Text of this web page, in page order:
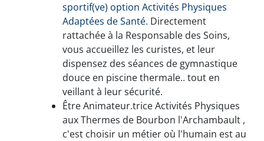
sportif(ve) option Activités Physiques
Adaptées de Santé. Directement
rattachée à la Responsable des Soins,
vous accueillez les curistes, et leur
dispensez des séances de gymnastique
douce en piscine thermale.. tout en
veillant à leur sécurité.
Être Animateur.trice Activités Physiques
aux Thermes de Bourbon l'Archambault ,
c'est choisir un métier où l'humain est au